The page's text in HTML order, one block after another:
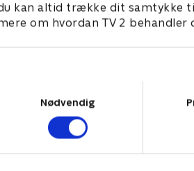
kan altid trække dit samtykke
om hvordan TV 2 behandler
Nødvendig
Carey